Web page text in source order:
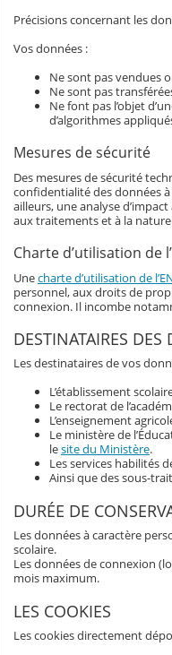
Précisions concernant les
Vos données :
Ne sont pas vendues
Ne sont pas
Ne font pas l’objet
d’algorithmes
Mesures de sécurité
Des mesures de sécurité
confidentialité des données
ailleurs, une analyse
aux traitements et à la
Charte d’utilisation de
Unecharte d’utilisation de
personnel, aux droits de
connexion. Il incombe
DESTINATAIRES DES
Les destinataires de vos
L’établissement
Le rectorat de
L’enseignement
Le ministère de
lesite du Ministère.
Les services habilités
Ainsi que des sous-
DURÉE DE
Les données à caractère
scolaire.
Les données de connexion
mois maximum.
LES COOKIES
Les cookies directement